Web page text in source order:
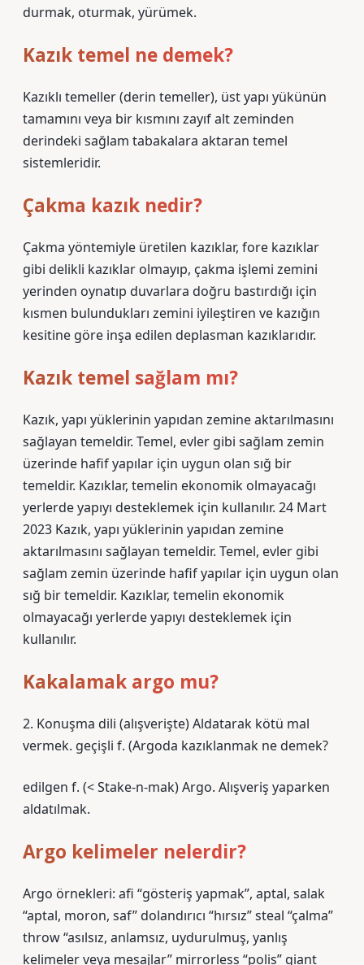
durmak, oturmak, yürümek.
Kazık temel ne demek?
Kazıklı temeller (derin temeller), üst yapı yükünün
tamamını veya bir kısmını zayıf alt zeminden
derindeki sağlam tabakalara aktaran temel
sistemleridir.
Çakma kazık nedir?
Çakma yöntemiyle üretilen kazıklar, fore kazıklar
gibi delikli kazıklar olmayıp, çakma işlemi zemini
yerinden oynatıp duvarlara doğru bastırdığı için
kısmen bulundukları zemini iyileştiren ve kazığın
kesitine göre inşa edilen deplasman kazıklarıdır.
Kazık temel sağlam mı?
Kazık, yapı yüklerinin yapıdan zemine aktarılmasını
sağlayan temeldir. Temel, evler gibi sağlam zemin
üzerinde hafif yapılar için uygun olan sığ bir
temeldir. Kazıklar, temelin ekonomik olmayacağı
yerlerde yapıyı desteklemek için kullanılır. 24 Mart
2023 Kazık, yapı yüklerinin yapıdan zemine
aktarılmasını sağlayan temeldir. Temel, evler gibi
sağlam zemin üzerinde hafif yapılar için uygun olan
sığ bir temeldir. Kazıklar, temelin ekonomik
olmayacağı yerlerde yapıyı desteklemek için
kullanılır.
Kakalamak argo mu?
2. Konuşma dili (alışverişte) Aldatarak kötü mal
vermek. geçişli f. (Argoda kazıklanmak ne demek?
edilgen f. (< Stake-n-mak) Argo. Alışveriş yaparken
aldatılmak.
Argo kelimeler nelerdir?
Argo örnekleri: afi “gösteriş yapmak”, aptal, salak
“aptal, moron, saf” dolandırıcı “hırsız” steal “çalma”
throw “asılsız, anlamsız, uydurulmuş, yanlış
kelimeler veya mesajlar” mirrorless “polis” giant